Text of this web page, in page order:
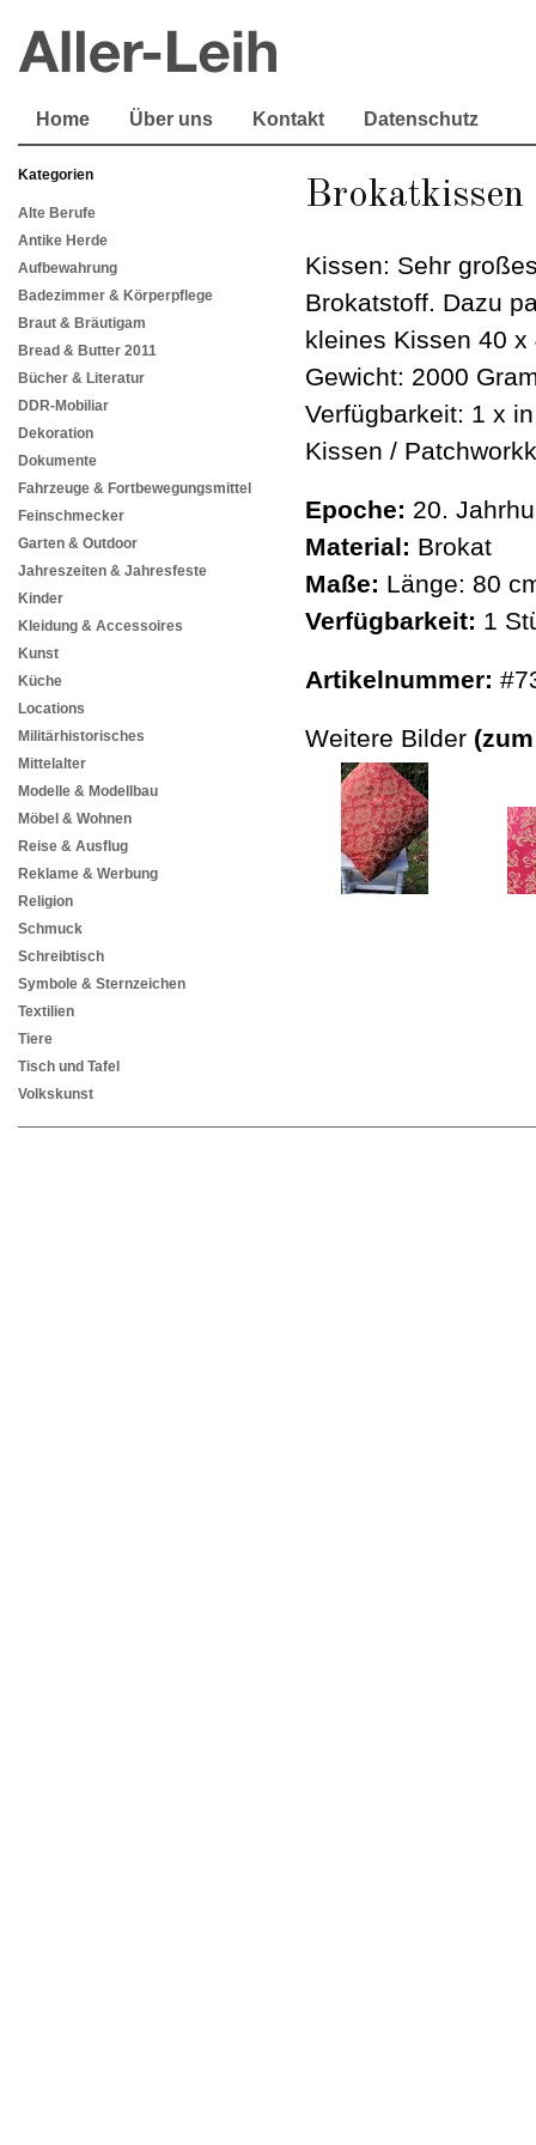
Home Über uns Kontakt Datenschutz
Kategorien
Alte Berufe
Antike Herde
Aufbewahrung
Badezimmer & Körperpflege
Braut & Bräutigam
Bread & Butter 2011
Bücher & Literatur
DDR-Mobiliar
Dekoration
Dokumente
Fahrzeuge & Fortbewegungsmittel
Feinschmecker
Garten & Outdoor
Jahreszeiten & Jahresfeste
Kinder
Kleidung & Accessoires
Kunst
Küche
Locations
Militärhistorisches
Mittelalter
Modelle & Modellbau
Möbel & Wohnen
Reise & Ausflug
Reklame & Werbung
Religion
Schmuck
Schreibtisch
Symbole & Sternzeichen
Textilien
Tiere
Tisch und Tafel
Volkskunst
Brokatkissen
Kissen: Sehr
Brokatstoff. Dazu
kleines Kissen 40
Gewicht: 2000
Verfügbarkeit: 1 x
Kissen /
Epoche: 20.
Material: Brokat
Maße: Länge: 80
Verfügbarkeit: 1
Artikelnummer:
Weitere Bilder